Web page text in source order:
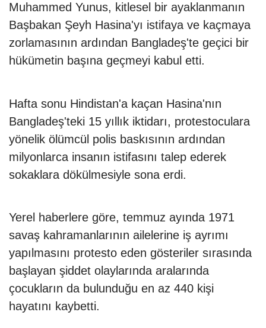
Muhammed Yunus, kitlesel bir ayaklanmanın
Başbakan Şeyh Hasina'yı istifaya ve kaçmaya
zorlamasının ardından Bangladeş'te geçici bir
hükümetin başına geçmeyi kabul etti.
Hafta sonu Hindistan'a kaçan Hasina'nın
Bangladeş'teki 15 yıllık iktidarı, protestoculara
yönelik ölümcül polis baskısının ardından
milyonlarca insanın istifasını talep ederek
sokaklara dökülmesiyle sona erdi.
Yerel haberlere göre, temmuz ayında 1971
savaş kahramanlarının ailelerine iş ayrımı
yapılmasını protesto eden gösteriler sırasında
başlayan şiddet olaylarında aralarında
çocukların da bulunduğu en az 440 kişi
hayatını kaybetti.